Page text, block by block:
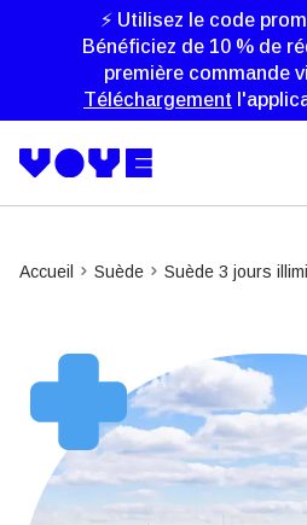
⚡ Utilisez le code
Bénéficiez de 10 % de
première commande
Téléchargement
Accueil Suède Suède 3 jours